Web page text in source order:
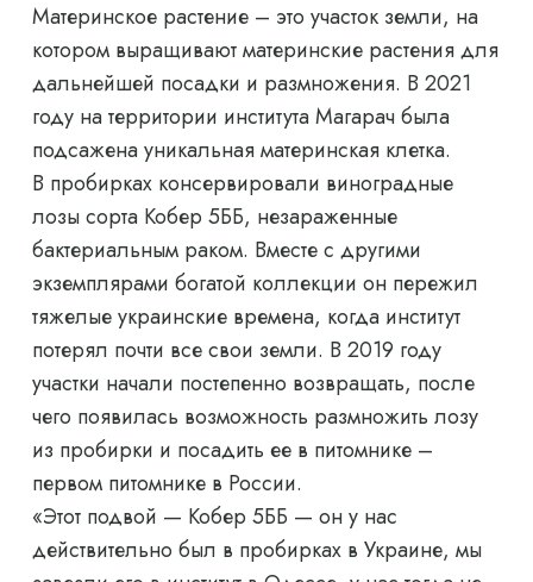
Материнское растение – это участок земли, на
котором выращивают материнские растения для
дальнейшей посадки и размножения. В 2021
году на территории института Магарач была
подсажена уникальная материнская клетка.
В пробирках консервировали виноградные
лозы сорта Кобер 5ББ, незараженные
бактериальным раком. Вместе с другими
экземплярами богатой коллекции он пережил
тяжелые украинские времена, когда институт
потерял почти все свои земли. В 2019 году
участки начали постепенно возвращать, после
чего появилась возможность размножить лозу
из пробирки и посадить ее в питомнике –
первом питомнике в России.
«Этот подвой — Кобер 5ББ — он у нас
действительно был в пробирках в Украине, мы